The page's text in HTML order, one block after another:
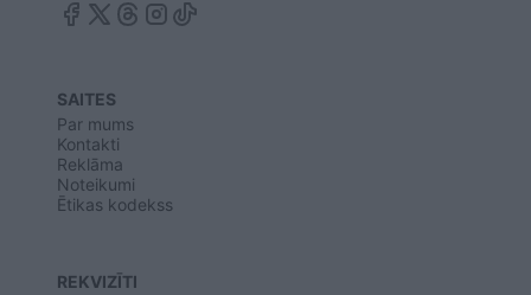
SAITES
Par mums
Kontakti
Reklāma
Noteikumi
Ētikas kodekss
REKVIZĪTI